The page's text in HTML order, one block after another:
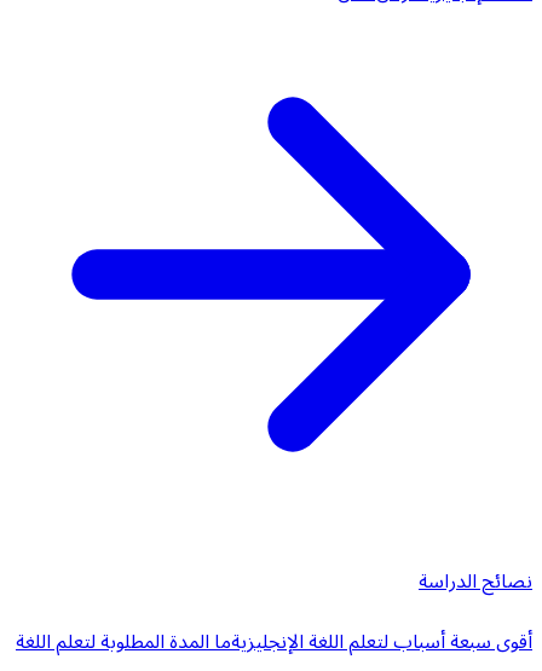
نصائح الدراسة
أقوى سبعة أسباب لتعلم اللغة الإنجليزيةما المدة المطلوبة لتعلم اللغة